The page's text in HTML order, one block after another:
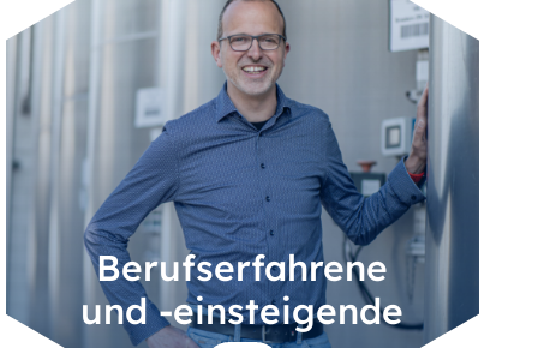
Berufserfahrene
und -einsteigende